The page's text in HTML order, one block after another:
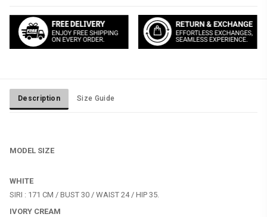
Description Size Guide
MODEL SIZE
WHITE
IVORY CREAM